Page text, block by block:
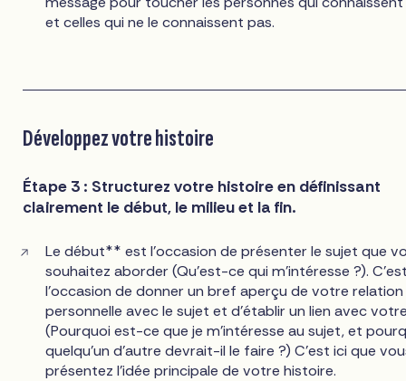
et celles qui ne le connaissent pas.
Développez votre histoire
Étape 3 : Structurez votre histoire en définissant
clairement le début, le milieu et la fin.
Le début** est l'occasion de présenter le sujet que
souhaitez aborder (Qu'est-ce qui m'intéresse ?).
l'occasion de donner un bref aperçu de votre relation
personnelle avec le sujet et d'établir un lien avec
(Pourquoi est-ce que je m'intéresse au sujet, et
quelqu'un d'autre devrait-il le faire ?) C'est ici que
présentez l'idée principale de votre histoire.